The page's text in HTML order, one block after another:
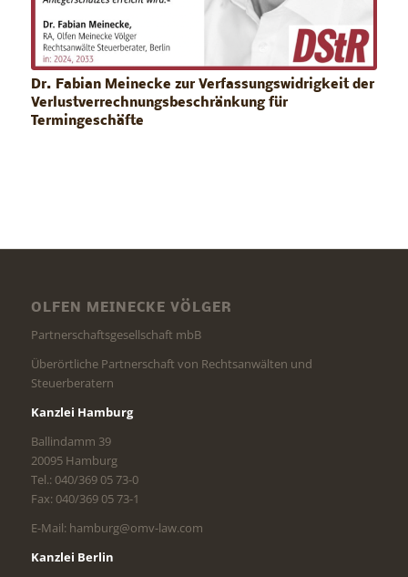
Dr. Fabian Meinecke zur Verfassungswidrigkeit der
Verlustverrechnungsbeschränkung für
Termingeschäfte
OLFEN MEINECKE VÖLGER
Partnerschaftsgesellschaft mbB
Überörtliche Partnerschaft von Rechtsanwälten und
Steuerberatern
Kanzlei Hamburg
Ballindamm 39
20095 Hamburg
Tel.: 040/369 05 73-0
Fax: 040/369 05 73-1
E-Mail: hamburg@omv-law.com
Kanzlei Berlin